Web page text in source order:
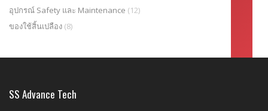
อุปกรณ์ Safety และ Maintenance (12)
ของใช้สิ้นเปลือง (8)
SS Advance Tech